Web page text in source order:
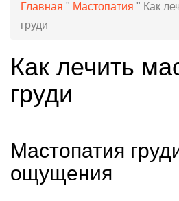
Главная " Мастопатия " Как
груди
Как лечить
груди
Мастопатия
ощущения